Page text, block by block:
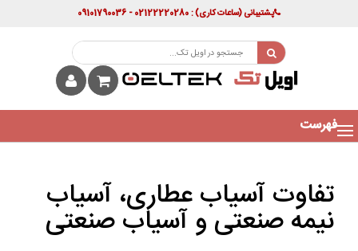
پشتیبانی(ساعات کاری): 02122220280 - 09101790036
فهرست
تفاوت آسیاب عطاری، آسیاب
نیمه صنعتی و آسیاب صنعتی